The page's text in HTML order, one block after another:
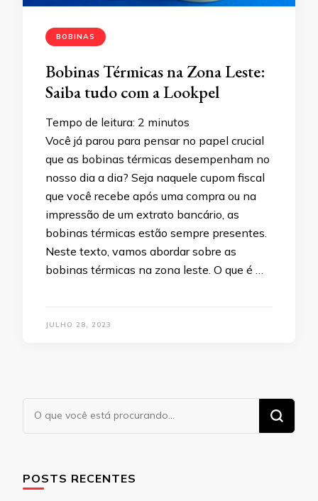
BOBINAS
Bobinas Térmicas na Zona Leste:
Saiba tudo com a Lookpel
Tempo de leitura: 2 minutos
Você já parou para pensar no papel crucial
que as bobinas térmicas desempenham no
nosso dia a dia? Seja naquele cupom fiscal
que você recebe após uma compra ou na
impressão de um extrato bancário, as
bobinas térmicas estão sempre presentes.
Neste texto, vamos abordar sobre as
bobinas térmicas na zona leste. O que é …
JULHO 28, 2023
Procurando
algo?
POSTS RECENTES